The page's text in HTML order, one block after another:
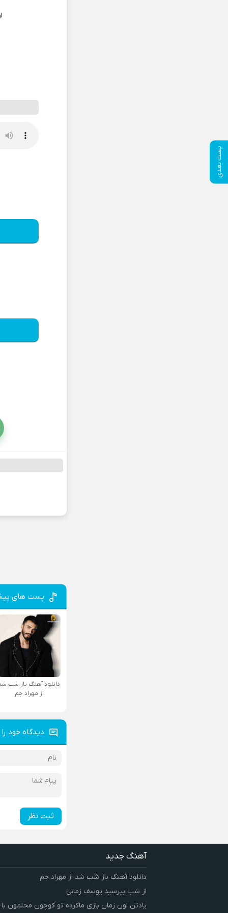
پست بعدی
پست های
دانلود آهنگ باز شب
از مهراد جم
دیدگاه خود
ثبت نظر
آهنگ جدید
دانلود آهنگ باز شب شد از مهراد جم
از شب بپرسید یوسف زمانی
یادتن اون زمان بازی ماکرده تو کوچون محلمون